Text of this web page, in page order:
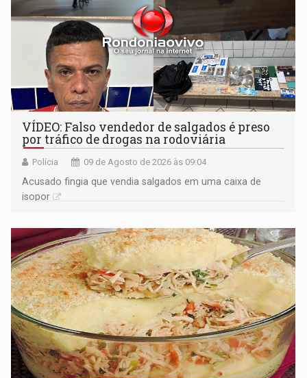
VÍDEO: Falso vendedor de salgados é preso
por tráfico de drogas na rodoviária
Polícia 09 de Agosto de 2026 às 09:04
Acusado fingia que vendia salgados em uma caixa de
isopor